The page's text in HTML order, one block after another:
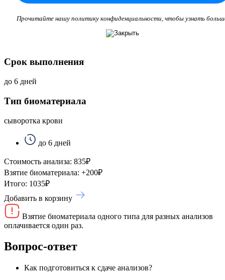
Прочитайте нашу политику конфиденциальности, чтобы узнать
Срок выполнения
до 6 дней
Тип биоматериала
сыворотка крови
до 6 дней
Стоимость анализа: 835₽
Взятие биоматериала: +200₽
Итого: 1035₽
Добавить в корзину
Взятие биоматериала одного типа для разных анализов
оплачивается один раз.
Вопрос-ответ
Как подготовиться к сдаче анализов?